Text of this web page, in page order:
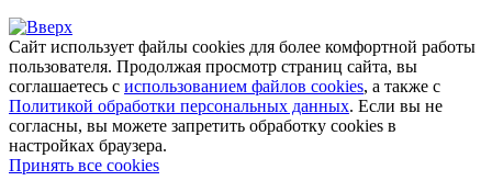
Сайт использует файлы cookies для более комфортной работы
пользователя. Продолжая просмотр страниц сайта, вы
соглашаетесь с использованием файлов cookies, а также с
Политикой обработки персональных данных. Если вы не
согласны, вы можете запретить обработку cookies в
настройках браузера.
Принять все cookies